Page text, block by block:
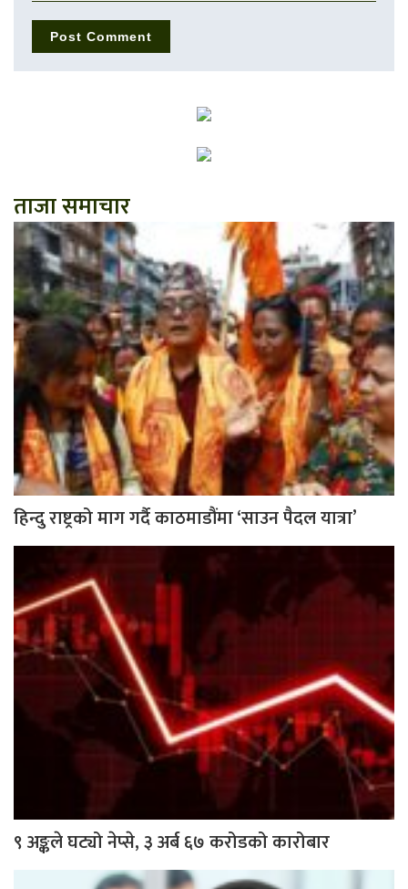
ताजा समाचार
हिन्दु राष्ट्रको माग गर्दै काठमाडौंमा ‘साउन पैदल यात्रा’
९ अङ्कले घट्यो नेप्से, ३ अर्ब ६७ करोडको कारोबार